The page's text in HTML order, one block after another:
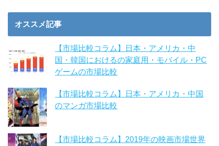
オススメ記事
【市場比較コラム】日本・アメリカ・中
国・韓国におけるの家庭用・モバイル・PC
ゲームの市場比較
【市場比較コラム】日本・アメリカ・中国
のマンガ市場比較
【市場比較コラム】2019年の映画市場世界